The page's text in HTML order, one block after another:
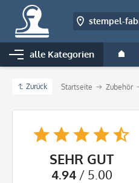
stempel-
alle Kategorien
Zurück Startseite Zubehör
SEHR GUT
4.94/ 5.00